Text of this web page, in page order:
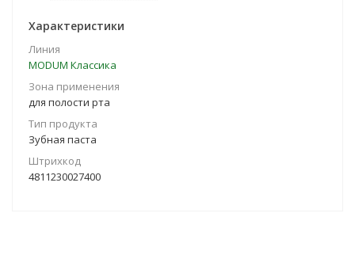
Характеристики
Линия
MODUM Классика
Зона применения
для полости рта
Тип продукта
Зубная паста
Штрихкод
4811230027400